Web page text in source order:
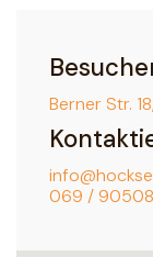
Berner Str.
069 /